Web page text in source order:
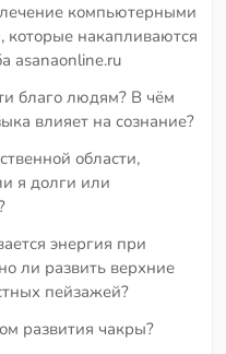
компьютерными
которые накапливаются
asanaonline.ru
благо людям? В чём
влияет на сознание?
области,
я долги или
энергия при
ли развить верхние
пейзажей?
развития чакры?